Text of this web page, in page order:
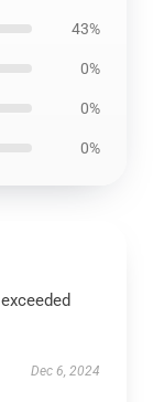
43%
0%
0%
0%
Dec 6, 2024